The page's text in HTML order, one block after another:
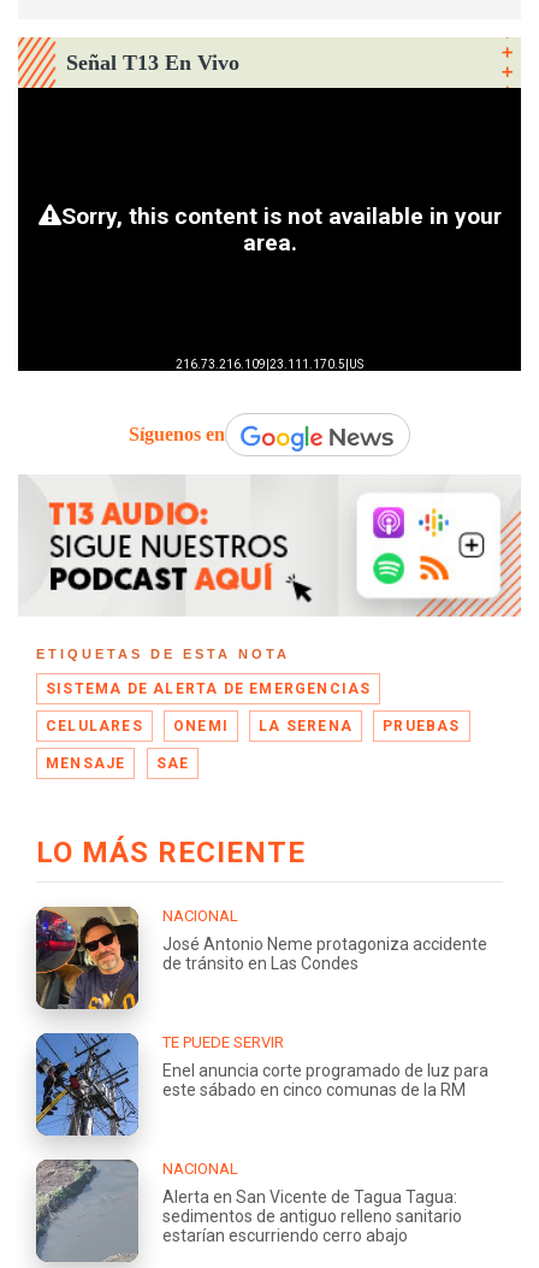
Señal T13 En Vivo
Síguenos en
ETIQUETAS DE ESTA NOTA
SISTEMA DE ALERTA DE EMERGENCIAS
CELULARES ONEMI LA SERENA PRUEBAS
MENSAJE SAE
LO MÁS RECIENTE
NACIONAL
José Antonio Neme protagoniza accidente
de tránsito en Las Condes
TE PUEDE SERVIR
Enel anuncia corte programado de luz para
este sábado en cinco comunas de la RM
NACIONAL
Alerta en San Vicente de Tagua Tagua:
sedimentos de antiguo relleno sanitario
estarían escurriendo cerro abajo